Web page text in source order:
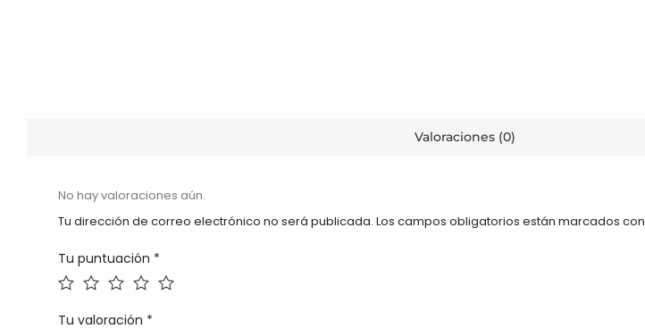
Valoraciones (0)
No hay valoraciones aún.
Tu dirección de correo electrónico no será publicada. Los campos obligatorios están marcados con
Tu puntuación *
Tu valoración *